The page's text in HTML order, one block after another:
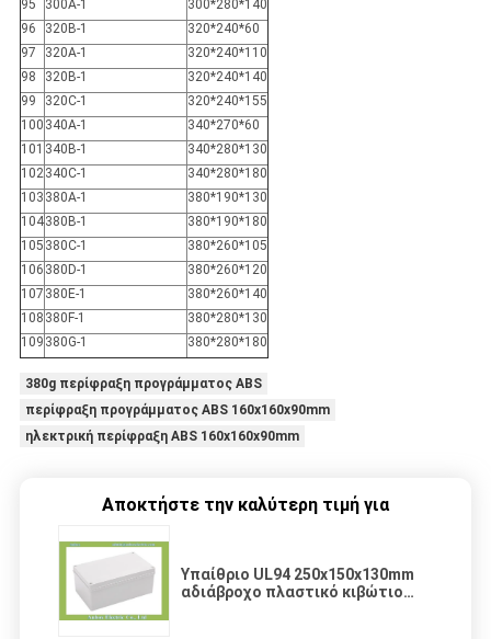
95
300A-1
300*280*140
96
320B-1
320*240*60
97
320A-1
320*240*110
98
320B-1
320*240*140
99
320C-1
320*240*155
100 340A-1
340*270*60
101 340B-1
340*280*130
102 340C-1
340*280*180
103 380A-1
380*190*130
104380B-1
380*190*180
105 380C-1
380*260*105
106 380D-1
380*260*120
107 380E-1
380*260*140
108 380F-1
380*280*130
109 380G-1 380*280*180
380g περίφραξη προγράμματος ABS
περίφραξη προγράμματος ABS 160x160x90mm
ηλεκτρική περίφραξη ABS 160x160x90mm
Αποκτήστε την καλύτερη τιμή για
Υπαίθριο UL94 250x150x130mm
αδιάβροχο πλαστικό κιβώτιο